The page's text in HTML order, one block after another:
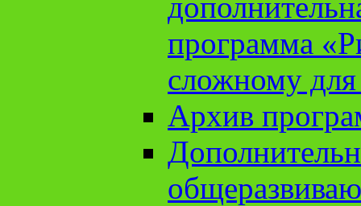
программа
сложному
Архив